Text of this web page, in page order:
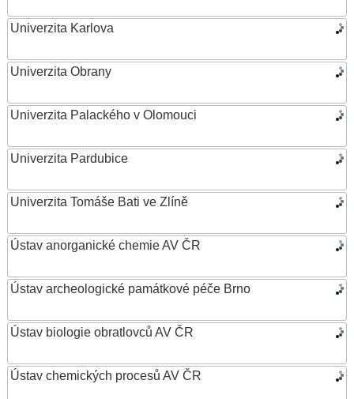
Univerzita Karlova
Univerzita Obrany
Univerzita Palackého v Olomouci
Univerzita Pardubice
Univerzita Tomáše Bati ve Zlíně
Ústav anorganické chemie AV ČR
Ústav archeologické památkové péče Brno
Ústav biologie obratlovců AV ČR
Ústav chemických procesů AV ČR